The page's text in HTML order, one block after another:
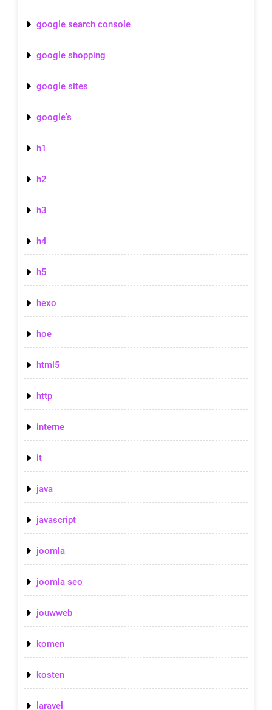
google search console
google shopping
google sites
google's
h1
h2
h3
h4
h5
hexo
hoe
html5
http
interne
it
java
javascript
joomla
joomla seo
jouwweb
komen
kosten
laravel